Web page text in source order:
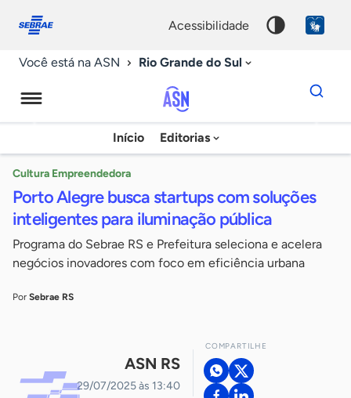
conosco
acessibilidade
Você está na ASN Rio Grande do Sul
Agência
Sebrae
Notícias
Início Editorias
Dados
para
chave
Cultura Empreendedora
Porto Alegre busca startups com soluções
inteligentes para iluminação pública
Programa do Sebrae RS e Prefeitura seleciona e acelera
negócios inovadores com foco em eficiência urbana
Por Sebrae RS
ASN RS
29/07/2025 às 13:40
COMPARTILHE